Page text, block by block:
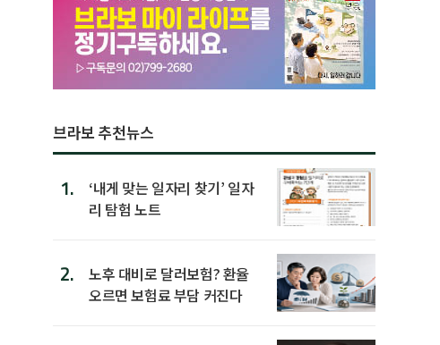
브라보 추천뉴스
1.
‘내게 맞는 일자리 찾기’ 일자
리 탐험 노트
2.
노후 대비로 달러보험? 환율
오르면 보험료 부담 커진다